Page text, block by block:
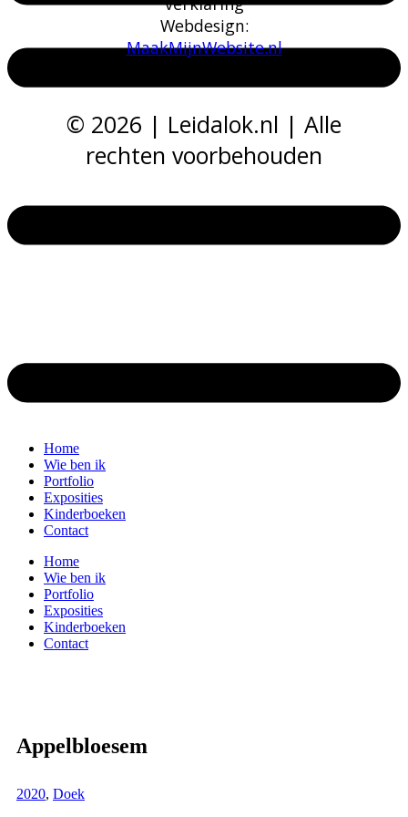
Home
Wie ben ik
Portfolio
Exposities
Kinderboeken
Contact
Home
Wie ben ik
Portfolio
Exposities
Kinderboeken
Contact
Appelbloesem
2020, Doek
Webd​esign:
MaakMijnWebsite.nl
© 2026 | Leidalok.nl | Alle
rechten voorbehouden